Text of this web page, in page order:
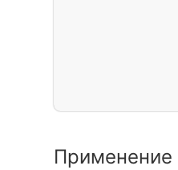
Применение